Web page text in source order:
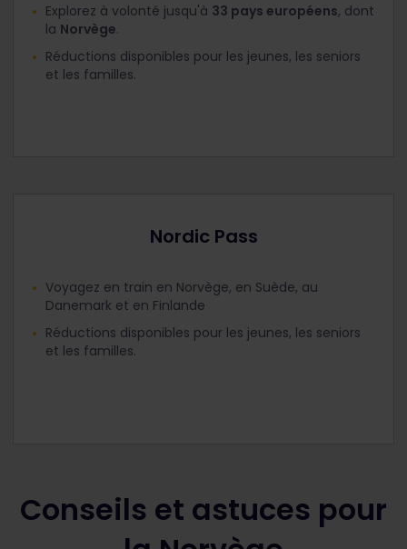
Explorez à volonté jusqu'à 33 pays européens, dont
la Norvège.
Réductions disponibles pour les jeunes, les seniors
et les familles.
Nordic Pass
Voyagez en train en Norvège, en Suède, au
Danemark et en Finlande
Réductions disponibles pour les jeunes, les seniors
et les familles.
Conseils et astuces pour